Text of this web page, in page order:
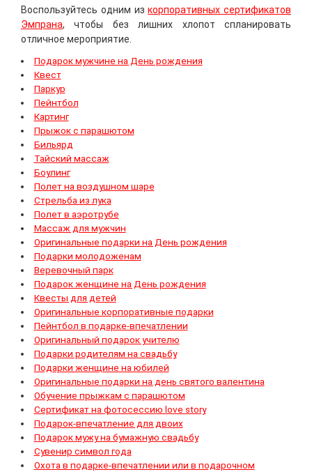
Воспользуйтесь одним изкорпоративных сертификатов
Эмпрана, чтобы без лишних хлопот спланировать
отличное мероприятие.
Подарок мужчине на День рождения
Квест
Паркур
Пейнтбол
Картинг
Прыжок с парашютом
Бильярд
Тайский массаж
Боулинг
Полет на воздушном шаре
Стрельба из лука
Полет в аэротрубе
Массаж для мужчин
Оригинальные подарки на День рождения
Подарки молодоженам
Веревочный парк
Подарок женщине на День рождения
Квесты для детей
Оригинальные корпоративные подарки
Пейнтбол в подарке-впечатлении
Оригинальный подарок учителю
Подарки родителям на свадьбу
Подарки женщине на юбилей
Оригинальные подарки на день святого валентина
Обучение прыжкам с парашютом
Сертификат на фотосессию love story
Подарок-впечатление для двоих
Подарок мужу на бумажную свадьбу
Сувенир символ года
Охота в подарке-впечатлении или в подарочном